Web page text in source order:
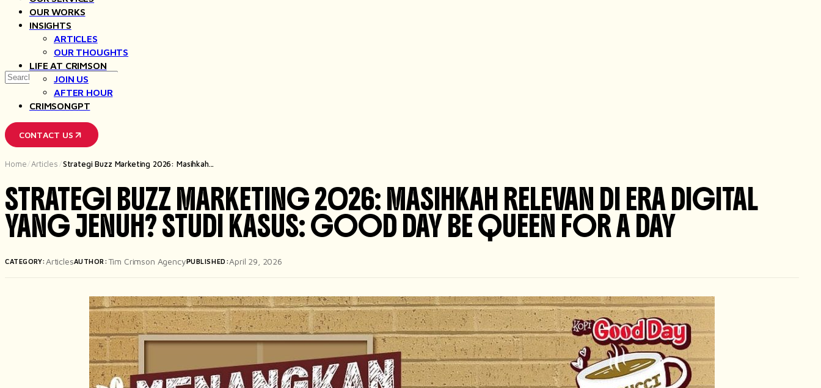
OUR WORKS
INSIGHTS
ARTICLES
OUR THOUGHTS
LIFE AT CRIMSON
JOIN US
AFTER HOUR
CRIMSONGPT
CONTACT US
Search
Home / Articles /Strategi Buzz Marketing 2026: Masihkah...
STRATEGI BUZZ MARKETING 2026: MASIHKAH RELEVAN DI ERA DIGITAL
YANG JENUH? STUDI KASUS: GOOD DAY BE QUEEN FOR A DAY
CATEGORY: ArticlesAUTHOR:Tim Crimson AgencyPUBLISHED:April 29, 2026